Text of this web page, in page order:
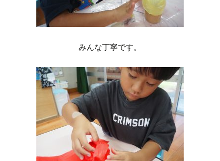
みんな丁寧です。